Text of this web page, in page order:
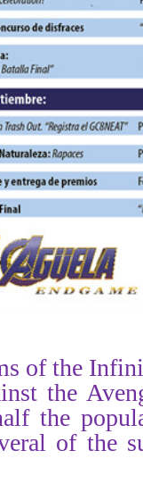
of the
the
the
of the